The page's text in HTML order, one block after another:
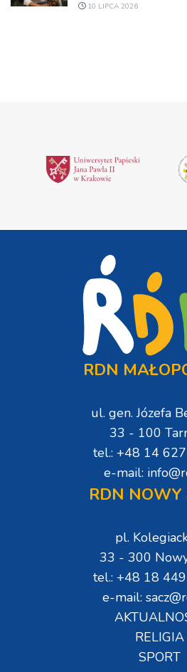
10 LIPCA 2026
RDN
ul. gen. Józefa
33 - 100
tel.: +48 14
e-mail:
RDN NOWY
pl.
33 - 300
tel.: +48 18
e-mail:
RELIGIA
SPORT